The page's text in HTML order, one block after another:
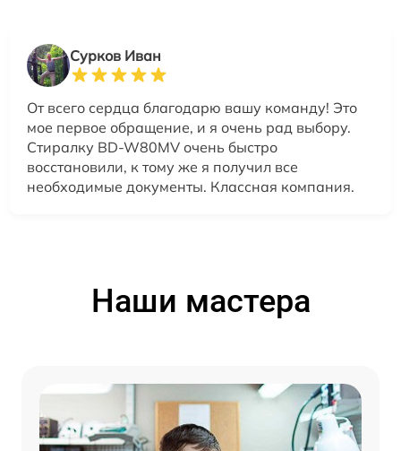
Сурков Иван
От всего сердца благодарю вашу команду! Это
мое первое обращение, и я очень рад выбору.
Стиралку BD-W80MV очень быстро
восстановили, к тому же я получил все
необходимые документы. Классная компания.
Наши мастера